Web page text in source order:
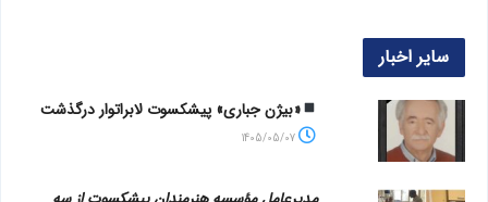
سایر اخبار
«بیژن جباری» پیشکسوت لابراتوار درگذشت